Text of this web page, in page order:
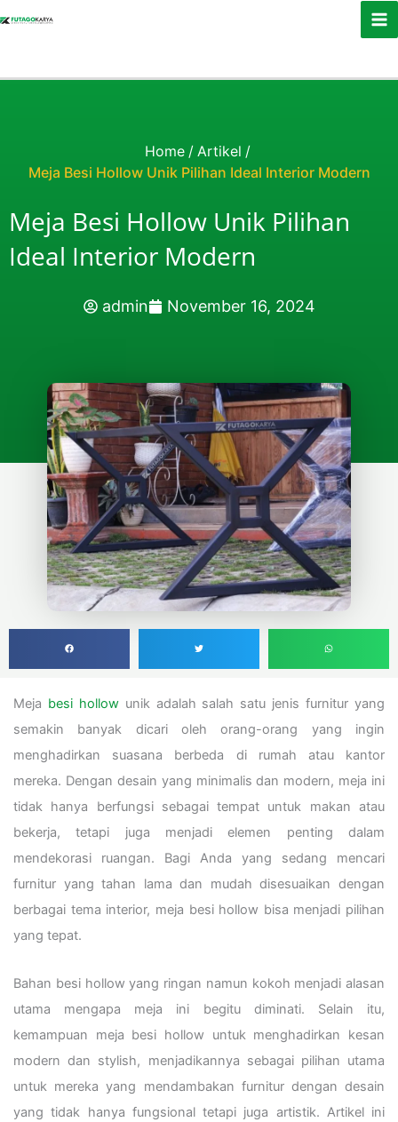
Home / Artikel /
Meja Besi Hollow Unik Pilihan Ideal Interior Modern
Meja Besi Hollow Unik Pilihan
Ideal Interior Modern
admin November 16, 2024
Meja besi hollowunik adalah salah satu jenis furnitur yang
semakin banyak dicari oleh orang-orang yang ingin
menghadirkan suasana berbeda di rumah atau kantor
mereka. Dengan desain yang minimalis dan modern, meja ini
tidak hanya berfungsi sebagai tempat untuk makan atau
bekerja, tetapi juga menjadi elemen penting dalam
mendekorasi ruangan. Bagi Anda yang sedang mencari
furnitur yang tahan lama dan mudah disesuaikan dengan
berbagai tema interior, meja besi hollow bisa menjadi pilihan
yang tepat.
Bahan besi hollow yang ringan namun kokoh menjadi alasan
utama mengapa meja ini begitu diminati. Selain itu,
kemampuan meja besi hollow untuk menghadirkan kesan
modern dan stylish, menjadikannya sebagai pilihan utama
untuk mereka yang mendambakan furnitur dengan desain
yang tidak hanya fungsional tetapi juga artistik. Artikel ini